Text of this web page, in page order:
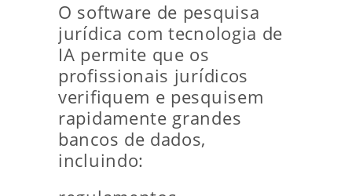
O software de pesquisa
jurídica com tecnologia de
IA permite que os
profissionais jurídicos
verifiquem e pesquisem
rapidamente grandes
bancos de dados,
incluindo: